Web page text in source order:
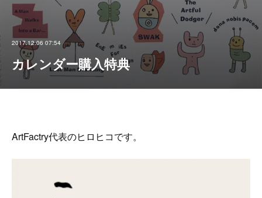
2017.12.06 07:54
カレンダー購入特典
ArtFactry代表のヒロヒコです。